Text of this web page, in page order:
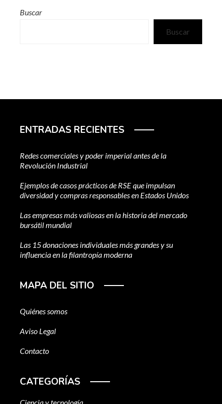
Buscar
Buscar
ENTRADAS RECIENTES
Redes comerciales y poder imperial antes de la
Revolución Industrial
Ejemplos de casos prácticos de RSE que impulsan
diversidad y compras responsables en Estados Unidos
Las empresas más valiosas en la historia del mercado
bursátil mundial
Las 15 donaciones individuales más grandes y su
influencia en la filantropía moderna
MAPA DEL SITIO
Quiénes somos
Aviso Legal
Contacto
CATEGORÍAS